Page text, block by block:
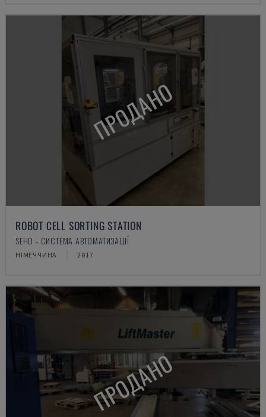
ПРОДАНО
ROBOT CELL SORTING STATION
SEHO - СИСТЕМА АВТОМАТИЗАЦІЇ
НІМЕЧЧИНА 2017
ПРОДАНО